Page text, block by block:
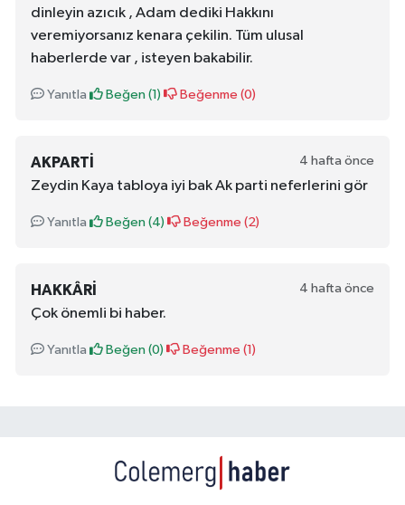
dinleyin azıcık , Adam dediki Hakkını
veremiyorsanız kenara çekilin. Tüm ulusal
haberlerde var , isteyen bakabilir.
Yanıtla Beğen (1 ) Beğenme (0)
AKPARTI 4 hafta önce
Zeydin Kaya tabloya iyi bak Ak parti neferlerini gör
Yanıtla Beğen (4) Beğenme (2)
HAKKÂRI 4 hafta önce
Çok önemli bi haber.
Yanıtla Beğen (0) Beğenme (1 )